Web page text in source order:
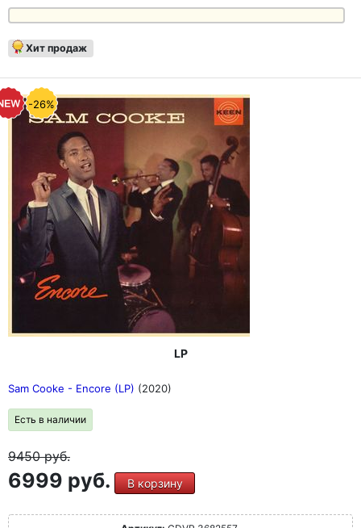
Хит продаж
-26%
LP
Sam Cooke - Encore (LP) (2020)
Есть в наличии
9450руб.
6999 руб. В корзину